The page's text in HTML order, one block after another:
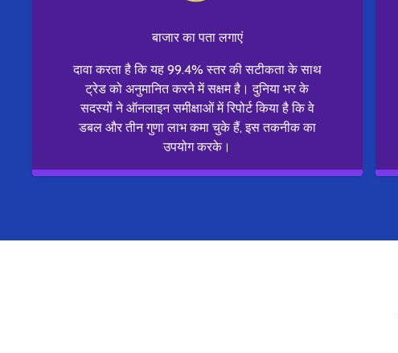
बाजार का पता लगाएं
दावा करता है कि यह 99.4% स्तर की सटीकता के साथ
ट्रेड को अनुमानित करने में सक्षम है। दुनिया भर के
सदस्यों ने ऑनलाइन समीक्षाओं में रिपोर्ट किया है कि वे
डबल और तीन गुणा लाभ कमा चुके हैं, इस तकनीक का
उपयोग करके।